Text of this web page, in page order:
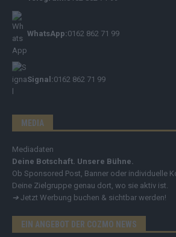
WhatsApp:0162 862 71 99
Signal:0162 862 71 99
MEDIA
Mediadaten
Deine Botschaft. Unsere Bühne.
Ob Sponsored Post, Banner oder individuelle
Deine Zielgruppe genau dort, wo sie aktiv ist.
➔ Jetzt Werbung buchen & sichtbar werden!
EIN ANGEBOT DER COZMO NEWS